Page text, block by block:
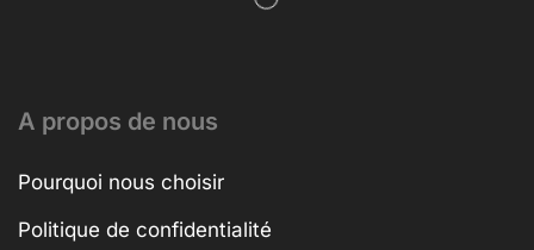
A propos de nous
Pourquoi nous choisir
Politique de confidentialité